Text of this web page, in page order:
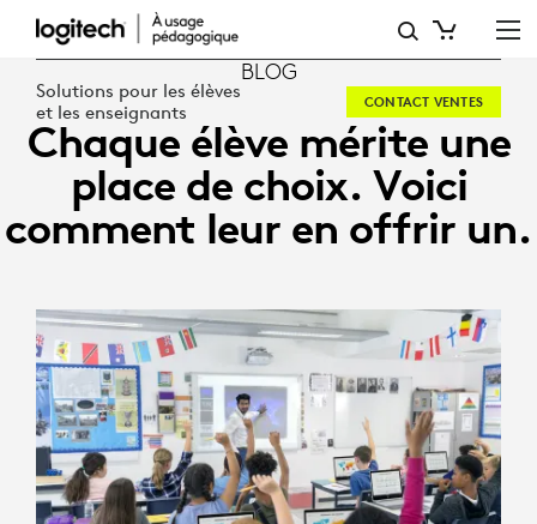
CHAQUE
ÉLÈVE
MÉRITE
UNE
PLACE
DE
CHOIX.
VOICI
COMMENT
LEUR
EN
Solutions pour les élèves
et les enseignants
CONTACT VENTES
BLOG
Chaque élève mérite une
place de choix. Voici
comment leur en offrir un.